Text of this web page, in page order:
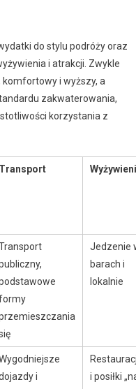
do stylu podróży oraz
i atrakcji. Zwykle
i wyższy, a
zakwaterowania,
korzystania z
Transport
Jedzenie
barach i
lokalnie
i
i posiłki